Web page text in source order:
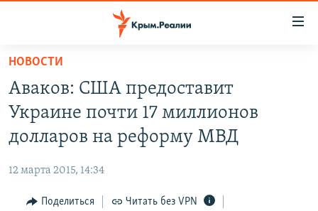
Вернуться
основному
содержанию
Вернутся
главной
навигации
Вернутся
11 ЛЕТ ОККУПАЦИИ КРЫМА. 11 ИСТОРИЙ СОПРОТИВЛЕНИЯ
ВОДА
ЕЩЕ
ИНТЕРАКТИВ
РАДІО СВОБОДА
НОВОСТИ
Аваков: США предоставит
Украине почти 17 миллионов
долларов на реформу МВД
12 марта 2015, 14:34
Поделиться Читать без VPN